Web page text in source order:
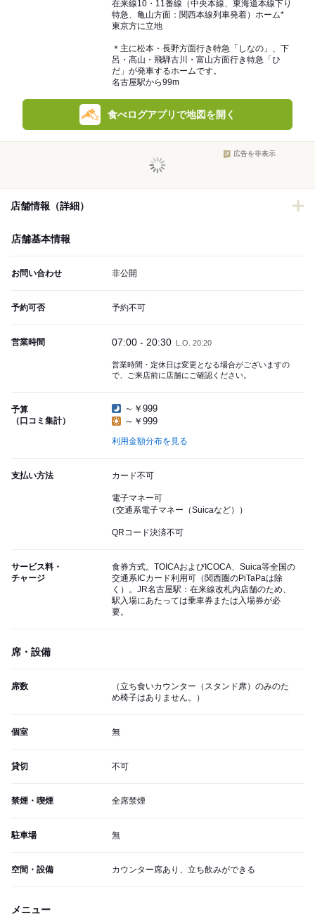
在来線10・11番線（中央本線、東海道本線下り
特急、亀山方面：関西本線列車発着）ホーム*
東京方に立地
＊主に松本・長野方面行き特急「しなの」、下
呂・高山・飛騨古川・富山方面行き特急「ひ
だ」が発車するホームです。
名古屋駅から99m
食べログアプリで地図を開く
広告を非表示
店舗情報（詳細）
店舗基本情報
お問い合わせ 非公開
予約可否 予約不可
営業時間 07:00 - 20:30 L.O. 20:20
営業時間・定休日は変更となる場合がございますの
で、ご来店前に店舗にご確認ください。
予算
（口コミ集計）
～￥999
～￥999
利用金額分布を見る
支払い方法 カード不可
電子マネー可
（交通系電子マネー（Suicaなど））
QRコード決済不可
サービス料・
チャージ
食券方式。TOICAおよびICOCA、Suica等全国の
交通系ICカード利用可（関西圏のPiTaPaは除
く）。JR名古屋駅：在来線改札内店舗のため、
駅入場にあたっては乗車券または入場券が必
要。
席・設備
席数
（立ち食いカウンター（スタンド席）のみのた
め椅子はありません。）
個室 無
貸切 不可
禁煙・喫煙 全席禁煙
駐車場 無
空間・設備 カウンター席あり、立ち飲みができる
メニュー